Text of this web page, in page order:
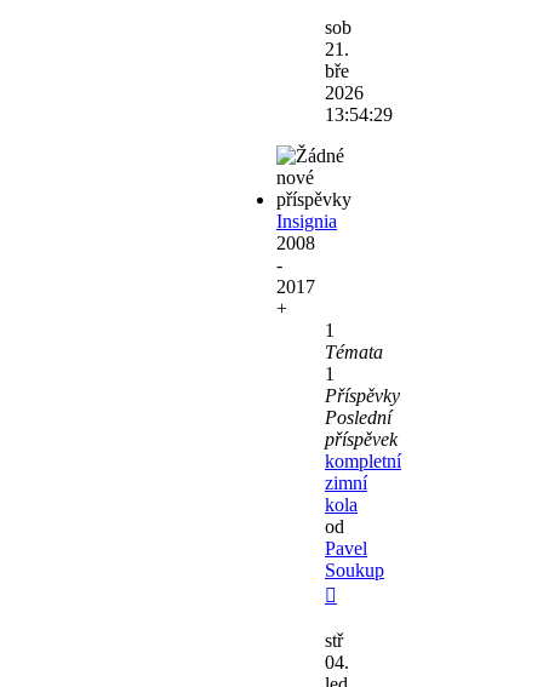
poslední
příspěvek
sob
21.
bře
2026
13:54:29
Insignia
2008
-
2017
+
1
Témata
1
Příspěvky
Poslední
příspěvek
kompletní
zimní
kola
od
Pavel
Soukup
poslední
příspěvek
stř
04.